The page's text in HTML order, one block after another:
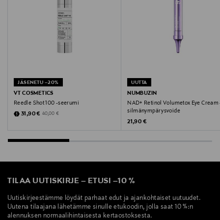
ORTHOSIPHON STAMINEUS EXTRACT. XANTHAN
GUM. SODIUM BENZOATE. FURCELLARIA
LUMBRICALIS EXTRACT. BALANITES ROXBURGHII
SEED OIL. MITRACARPUS SCABER EXTRACT. PANAX
GINSENG ROOT EXTRACT. CI 15985/YELLOW 6. CARYA
MARIN. CI 14700/RED 4. LAPSANA COMMUNIS
FLOWER/LEAF/STEM EXTRACT. ARGININE/LYSINE
POLYPEPTIDE[V4614A]
Valmistaja
JÄSENETU –20%
VT COSMETICS
Reedle Shot 100 -seerumi
Discounted Price
31,90 € Original Price
40,00 €
UUTTA
NUMBUZIN
NAD+ Retinol Volumetox Eye Cream
silmänympärysvoide
Original Price
21,90 €
TILAA UUTISKIRJE – ETUSI –10 %
Uutiskirjeestämme löydät parhaat edut ja ajankohtaiset uutuudet.
Uutena tilaajana lähetämme sinulle etukoodin, jolla saat 10 %:n
alennuksen normaalihintaisesta kertaostoksesta.